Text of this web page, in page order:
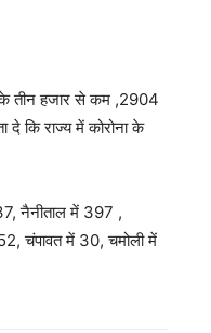
के तीन हजार से कम ,2904
दे कि राज्‍य में कोरोना के
नैनीताल में 397 ,
चंपावत में 30, चमोली में